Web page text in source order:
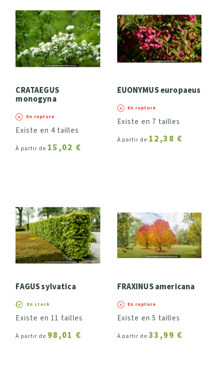
CRATAEGUS
monogyna
En rupture
Existe en 4 tailles
À partir de 15,02 €
EUONYMUS europaeus
En rupture
Existe en 7 tailles
À partir de 12,38 €
FAGUS sylvatica
En stock
Existe en 11 tailles
À partir de 98,01 €
FRAXINUS americana
En rupture
Existe en 5 tailles
À partir de 33,99 €